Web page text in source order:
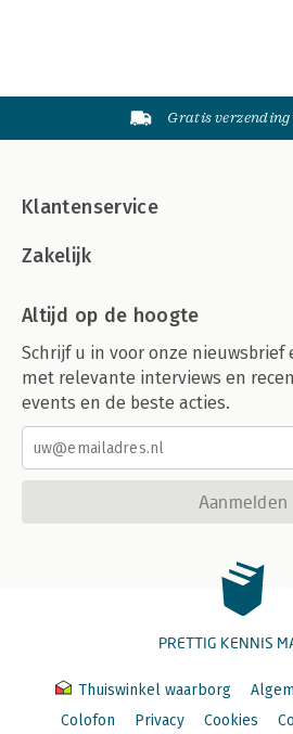
Gratis
Klantenservice
Zakelijk
Altijd op de hoogte
Schrijf u in voor onze
met relevante interviews en
events en de beste acties.
Aanmelden
PRETTIG KENNIS
Thuiswinkel waarborg
Colofon
Privacy Cookies